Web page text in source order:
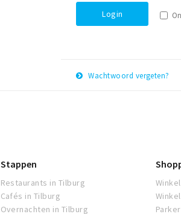
Login
Wachtwoord vergeten?
Stappen
Restaurants in Tilburg
Cafés in Tilburg
Overnachten in Tilburg